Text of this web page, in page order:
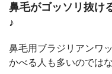
鼻毛がゴッソリ抜け
♪
鼻毛用ブラジリアンワ
かべる人も多いのでは